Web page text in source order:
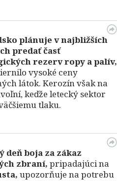
plánuje v najbližších
predať časť
rezerv ropy a palív,
vysoké ceny
látok. Kerozín však na
keďže letecký sektor
tlaku.
deň boja za zákaz
zbraní, pripadajúci na
upozorňuje na potrebu